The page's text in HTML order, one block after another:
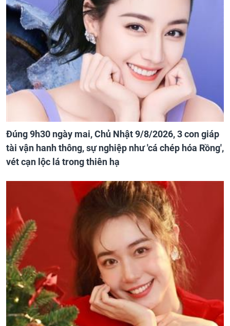
Đúng 9h30 ngày mai, Chủ Nhật 9/8/2026, 3 con giáp
tài vận hanh thông, sự nghiệp như 'cá chép hóa Rồng',
vét cạn lộc lá trong thiên hạ